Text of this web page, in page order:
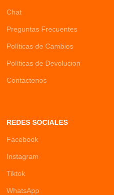
Chat
Preguntas Frecuentes
Políticas de Cambios
Políticas de Devolucion
Contactenos
REDES SOCIALES
Facebook
Instagram
Tiktok
WhatsApp